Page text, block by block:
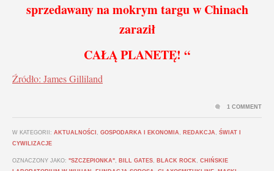
sprzedawany na mokrym targu w Chinach
zaraził
CAŁĄ PLANETĘ! “
Źródło: James Gilliland
W KATEGORII: AKTUALNOŚCI , GOSPODARKA I EKONOMIA , REDAKCJA , ŚWIAT I
CYWILIZACJE
OZNACZONY JAKO: "SZCZEPIONKA", BILL GATES, BLACK ROCK , CHIŃSKIE
1 COMMENT